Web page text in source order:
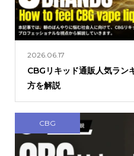
2026.06.17
CBGリキッド通販人気ラン
方を解説
CBG